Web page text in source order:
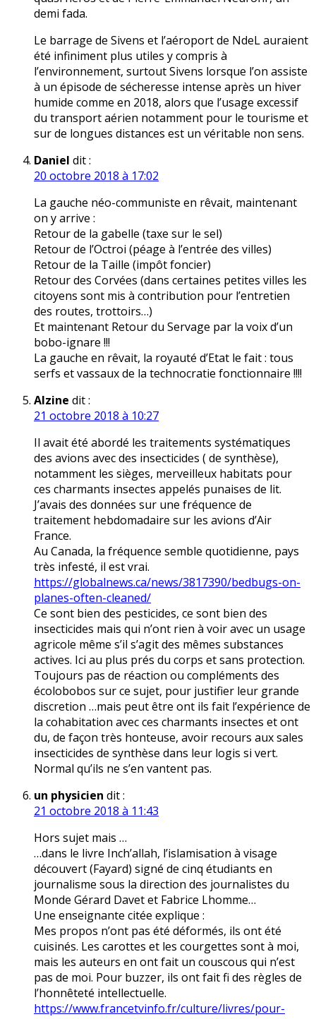
demi fada.
Le barrage de Sivens et l’aéroport de NdeL auraient
été infiniment plus utiles y compris à
l’environnement, surtout Sivens lorsque l’on assiste
à un épisode de sécheresse intense après un hiver
humide comme en 2018, alors que l’usage excessif
du transport aérien notamment pour le tourisme et
sur de longues distances est un véritable non sens.
Daniel dit :
20 octobre 2018 à 17:02
La gauche néo-communiste en rêvait, maintenant
on y arrive :
Retour de la gabelle (taxe sur le sel)
Retour de l’Octroi (péage à l’entrée des villes)
Retour de la Taille (impôt foncier)
Retour des Corvées (dans certaines petites villes les
citoyens sont mis à contribution pour l’entretien
des routes, trottoirs…)
Et maintenant Retour du Servage par la voix d’un
bobo-ignare !!!
La gauche en rêvait, la royauté d’Etat le fait : tous
serfs et vassaux de la technocratie fonctionnaire !!!!
Alzine dit :
21 octobre 2018 à 10:27
Il avait été abordé les traitements systématiques
des avions avec des insecticides ( de synthèse),
notamment les sièges, merveilleux habitats pour
ces charmants insectes appelés punaises de lit.
J’avais des données sur une fréquence de
traitement hebdomadaire sur les avions d’Air
France.
Au Canada, la fréquence semble quotidienne, pays
très infesté, il est vrai.
https://globalnews.ca/news/3817390/bedbugs-on-
planes-often-cleaned/
Ce sont bien des pesticides, ce sont bien des
insecticides mais qui n’ont rien à voir avec un usage
agricole même s’il s’agit des mêmes substances
actives. Ici au plus prés du corps et sans protection.
Toujours pas de réaction ou compléments des
écolobobos sur ce sujet, pour justifier leur grande
discretion …mais peut être ont ils fait l’expérience de
la cohabitation avec ces charmants insectes et ont
du, de façon très honteuse, avoir recours aux sales
insecticides de synthèse dans leur logis si vert.
Normal qu’ils ne s’en vantent pas.
un physicien dit :
21 octobre 2018 à 11:43
Hors sujet mais …
…dans le livre Inch’allah, l’islamisation à visage
découvert (Fayard) signé de cinq étudiants en
journalisme sous la direction des journalistes du
Monde Gérard Davet et Fabrice Lhomme…
Une enseignante citée explique :
Mes propos n’ont pas été déformés, ils ont été
cuisinés. Les carottes et les courgettes sont à moi,
mais les auteurs en ont fait un couscous qui n’est
pas de moi. Pour buzzer, ils ont fait fi des règles de
l’honnêteté intellectuelle.
https://www.francetvinfo.fr/culture/livres/pour-